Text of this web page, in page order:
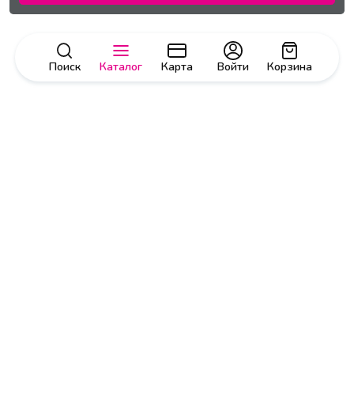
Поиск Каталог Карта Корзина
Войти